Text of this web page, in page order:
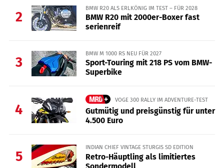
2
BMW R20 ALS ERLKÖNIG IM TEST – FÜR 2028
BMW R20 mit 2000er-Boxer fast
serienreif
3
BMW M 1000 RS NEU FÜR 2027
Sport-Touring mit 218 PS vom BMW-
Superbike
4
VOGE 300 RALLY IM ADVENTURE-TEST
Gutmütig und preisgünstig für unter
4.500 Euro
5
INDIAN CHIEF VINTAGE STURGIS SD EDITION
Retro-Häuptling als limitiertes
Sondermodell